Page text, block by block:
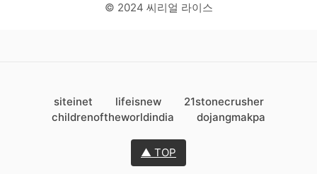
© 2024 씨리얼 라이스
siteinet lifeisnew
21stonecrusher
childrenoftheworldindia
dojangmakpa
▲ TOP